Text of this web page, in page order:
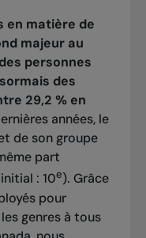
en matière de
majeur au
personnes
des
29,2 % en
années, le
de son groupe
part
: 10e). Grâce
pour
genres à tous